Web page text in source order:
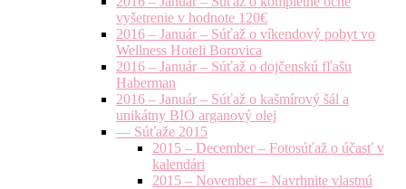
vyšetrenie v hodnote 120€
2016 – Január – Súťaž o víkendový pobyt vo
Wellness Hoteli Borovica
2016 – Január – Súťaž o dojčenskú fľašu
Haberman
2016 – Január – Súťaž o kašmírový šál a
unikátny BIO arganový olej
— Súťaže 2015
2015 – December – Fotosúťaž o účasť v
kalendári
2015 – November – Navrhnite vlastnú